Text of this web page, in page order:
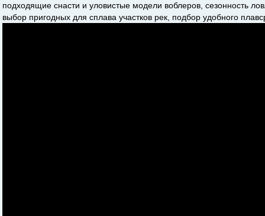
подходящие снасти и уловистые модели воблеров, сезонность
выбор пригодных для сплава участков рек, подбор удобного